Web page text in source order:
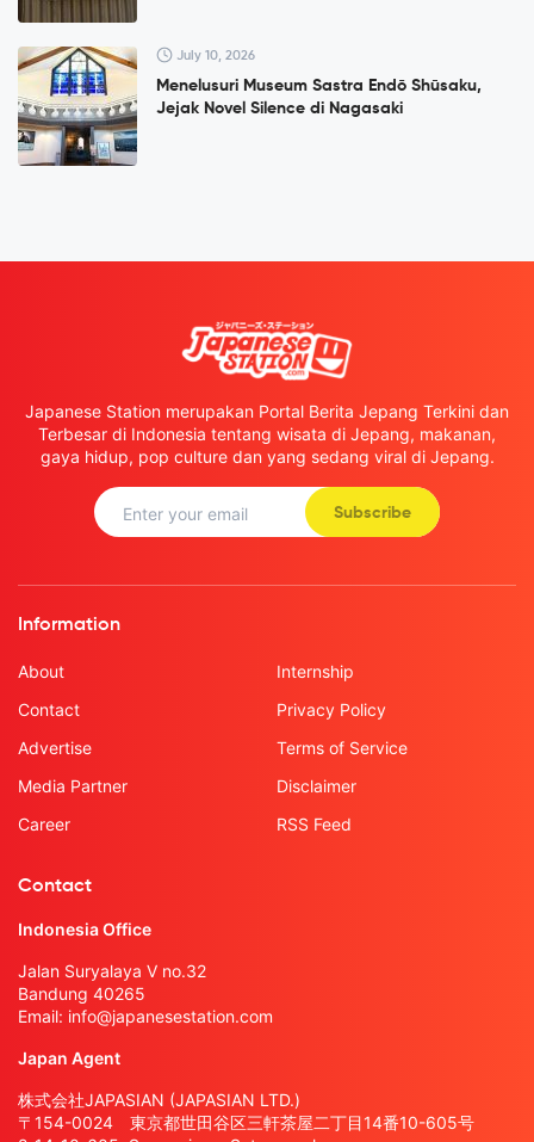
July 10, 2026
Menelusuri Museum Sastra Endō Shūsaku,
Jejak Novel Silence di Nagasaki
Japanese Station merupakan Portal Berita Jepang Terkini dan
Terbesar di Indonesia tentang wisata di Jepang, makanan,
gaya hidup, pop culture dan yang sedang viral di Jepang.
Subscribe
Information
About
Contact
Advertise
Media Partner
Career
Internship
Privacy Policy
Terms of Service
Disclaimer
RSS Feed
Contact
Indonesia Office
Jalan Suryalaya V no.32
Bandung 40265
Email: info@japanesestation.com
Japan Agent
株式会社JAPASIAN (JAPASIAN LTD.)
〒154-0024 東京都世田谷区三軒茶屋二丁目14番10-605号